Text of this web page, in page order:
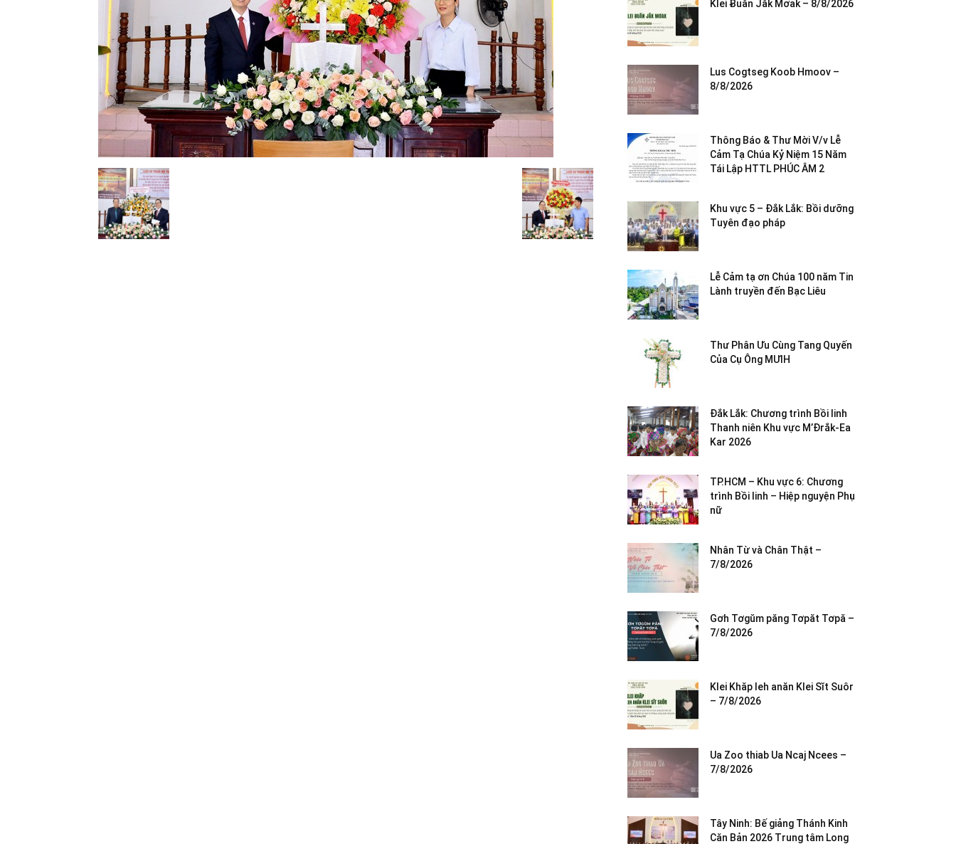
Klei Ƀuăn Jăk Mơak – 8/8/2026
Lus Cogtseg Koob Hmoov –
8/8/2026
Thông Báo & Thư Mời V/v Lễ
Cảm Tạ Chúa Kỷ Niệm 15 Năm
Tái Lập HTTL PHÚC ÂM 2
Khu vực 5 – Đắk Lắk: Bồi dưỡng
Tuyên đạo pháp
Lễ Cảm tạ ơn Chúa 100 năm Tin
Lành truyền đến Bạc Liêu
Thư Phân Ưu Cùng Tang Quyến
Của Cụ Ông MƯIH
Đắk Lắk: Chương trình Bồi linh
Thanh niên Khu vực M’Đrắk-Ea
Kar 2026
TP.HCM – Khu vực 6: Chương
trình Bồi linh – Hiệp nguyện Phụ
nữ
Nhân Từ và Chân Thật –
7/8/2026
Gơh Tơgŭm păng Tơpăt Tơpă –
7/8/2026
Klei Khăp leh anăn Klei Sĭt Suôr
– 7/8/2026
Ua Zoo thiab Ua Ncaj Ncees –
7/8/2026
Tây Ninh: Bế giảng Thánh Kinh
Căn Bản 2026 Trung tâm Long